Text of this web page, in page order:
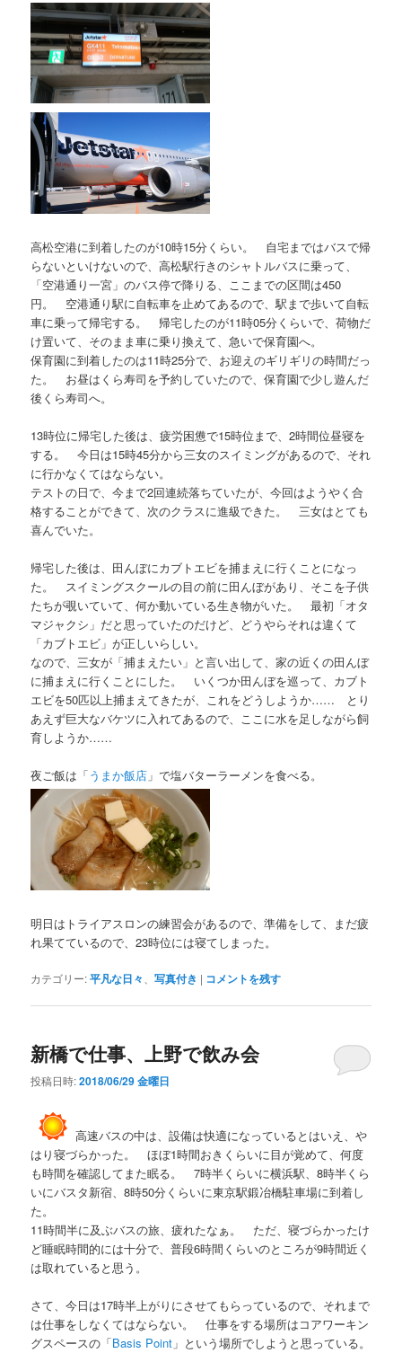
高松空港に到着したのが10時15分くらい。 自宅まではバスで帰
らないといけないので、高松駅行きのシャトルバスに乗って、
「空港通り一宮」のバス停で降りる、ここまでの区間は450
円。 空港通り駅に自転車を止めてあるので、駅まで歩いて自転
車に乗って帰宅する。 帰宅したのが11時05分くらいで、荷物だ
け置いて、そのまま車に乗り換えて、急いで保育園へ。
保育園に到着したのは11時25分で、お迎えのギリギリの時間だっ
た。 お昼はくら寿司を予約していたので、保育園で少し遊んだ
後くら寿司へ。
13時位に帰宅した後は、疲労困憊で15時位まで、2時間位昼寝を
する。 今日は15時45分から三女のスイミングがあるので、それ
に行かなくてはならない。
テストの日で、今まで2回連続落ちていたが、今回はようやく合
格することができて、次のクラスに進級できた。 三女はとても
喜んでいた。
帰宅した後は、田んぼにカブトエビを捕まえに行くことになっ
た。 スイミングスクールの目の前に田んぼがあり、そこを子供
たちが覗いていて、何か動いている生き物がいた。 最初「オタ
マジャクシ」だと思っていたのだけど、どうやらそれは違くて
「カブトエビ」が正しいらしい。
なので、三女が「捕まえたい」と言い出して、家の近くの田んぼ
に捕まえに行くことにした。 いくつか田んぼを巡って、カブト
エビを50匹以上捕まえてきたが、これをどうしようか…… とり
あえず巨大なバケツに入れてあるので、ここに水を足しながら飼
育しようか……
夜ご飯は「うまか飯店 」で塩バターラーメンを食べる。
明日はトライアスロンの練習会があるので、準備をして、まだ疲
れ果てているので、23時位には寝てしまった。
カテゴリー:平凡な日々 、写真付き | コメントを残す
新橋で仕事、上野で飲み会
投稿日時:2018/06/29 金曜日
高速バスの中は、設備は快適になっているとはいえ、や
はり寝づらかった。 ほぼ1時間おきくらいに目が覚めて、何度
も時間を確認してまた眠る。 7時半くらいに横浜駅、8時半くら
いにバスタ新宿、8時50分くらいに東京駅鍛冶橋駐車場に到着し
た。
11時間半に及ぶバスの旅、疲れたなぁ。 ただ、寝づらかったけ
ど睡眠時間的には十分で、普段6時間くらいのところが9時間近く
は取れていると思う。
さて、今日は17時半上がりにさせてもらっているので、それまで
は仕事をしなくてはならない。 仕事をする場所はコアワーキン
グスペースの「Basis Point 」という場所でしようと思っている。